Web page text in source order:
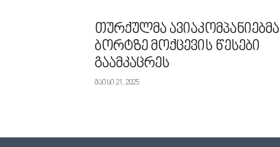
თურქულმა ავიაკომპანიებმა
ბორტზე მოქცევის წესები
გაამკაცრეს
მაისი 21, 2025